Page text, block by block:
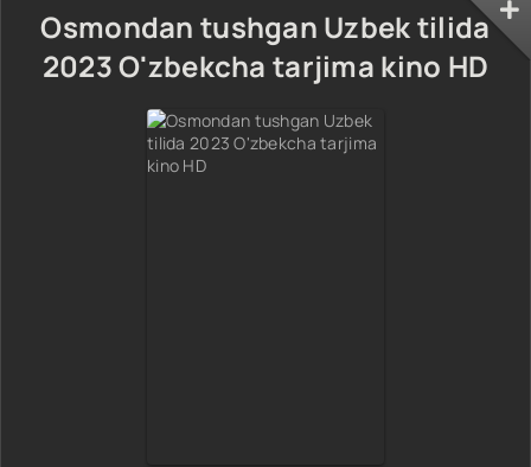
Osmondan tushgan Uzbek tilida
2023 O'zbekcha tarjima kino HD